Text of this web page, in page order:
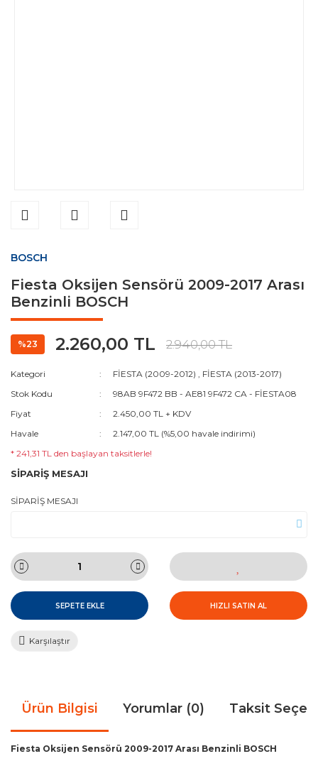
BOSCH
Fiesta Oksijen Sensörü 2009-2017 Arası
Benzinli BOSCH
%23 2.260,00 TL 2.940,00 TL
Kategori FİESTA (2009-2012) , FİESTA (2013-2017)
Stok Kodu
98AB 9F472 BB - AE81 9F472 CA - FİESTA08
Fiyat
2.450,00 TL + KDV
Havale
2.147,00 TL (%5,00 havale indirimi)
* 241,31 TL den başlayan taksitlerle!
SİPARİŞ MESAJI
SİPARİŞ MESAJI
SEPETE EKLE HIZLI SATIN AL
Karşılaştır
Ürün Bilgisi Yorumlar (0) Taksit
Fiesta Oksijen Sensörü 2009-2017 Arası Benzinli BOSCH